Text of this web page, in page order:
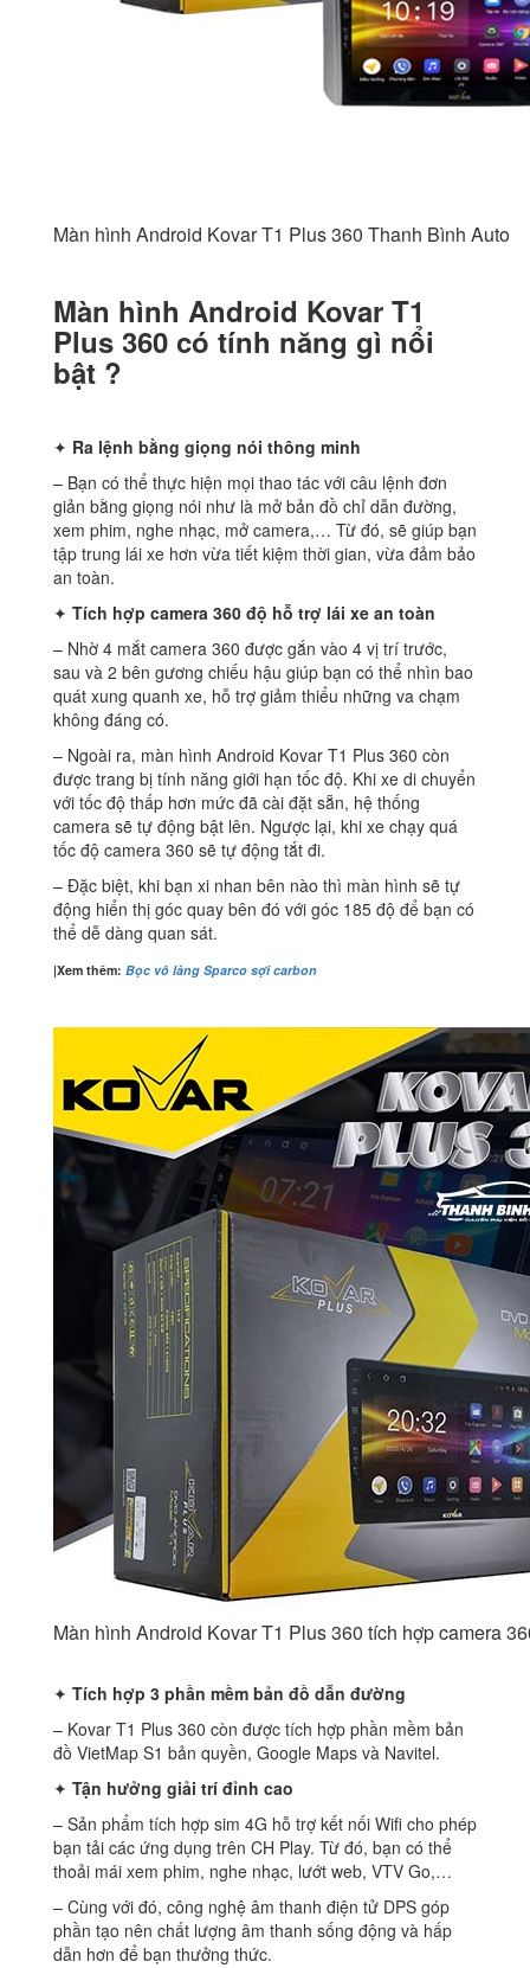
Màn hình Android Kovar T1 Plus 360 Thanh Bình Auto
Màn hình Android Kovar T1
Plus 360 có tính năng gì nổi
bật ?
✦ Ra lệnh bằng giọng nói thông minh
– Bạn có thể thực hiện mọi thao tác với câu lệnh đơn
giản bằng giọng nói như là mở bản đồ chỉ dẫn đường,
xem phim, nghe nhạc, mở camera,… Từ đó, sẽ giúp bạn
tập trung lái xe hơn vừa tiết kiệm thời gian, vừa đảm bảo
an toàn.
✦ Tích hợp camera 360 độ hỗ trợ lái xe an toàn
– Nhờ 4 mắt camera 360 được gắn vào 4 vị trí trước,
sau và 2 bên gương chiếu hậu giúp bạn có thể nhìn bao
quát xung quanh xe, hỗ trợ giảm thiểu những va chạm
không đáng có.
– Ngoài ra, màn hình Android Kovar T1 Plus 360 còn
được trang bị tính năng giới hạn tốc độ. Khi xe di chuyển
với tốc độ thấp hơn mức đã cài đặt sẵn, hệ thống
camera sẽ tự động bật lên. Ngược lại, khi xe chạy quá
tốc độ camera 360 sẽ tự động tắt đi.
– Đặc biệt, khi bạn xi nhan bên nào thì màn hình sẽ tự
động hiển thị góc quay bên đó với góc 185 độ để bạn có
thể dễ dàng quan sát.
|Xem thêm: Bọc vô lăng Sparco sợi carbon
Màn hình Android Kovar T1 Plus 360 tích hợp camera
✦ Tích hợp 3 phần mềm bản đồ dẫn đường
– Kovar T1 Plus 360 còn được tích hợp phần mềm bản
đồ VietMap S1 bản quyền, Google Maps và Navitel.
✦ Tận hưởng giải trí đỉnh cao
– Sản phẩm tích hợp sim 4G hỗ trợ kết nối Wifi cho phép
bạn tải các ứng dụng trên CH Play. Từ đó, bạn có thể
thoải mái xem phim, nghe nhạc, lướt web, VTV Go,…
– Cùng với đó, công nghệ âm thanh điện tử DPS góp
phần tạo nên chất lượng âm thanh sống động và hấp
dẫn hơn để bạn thưởng thức.